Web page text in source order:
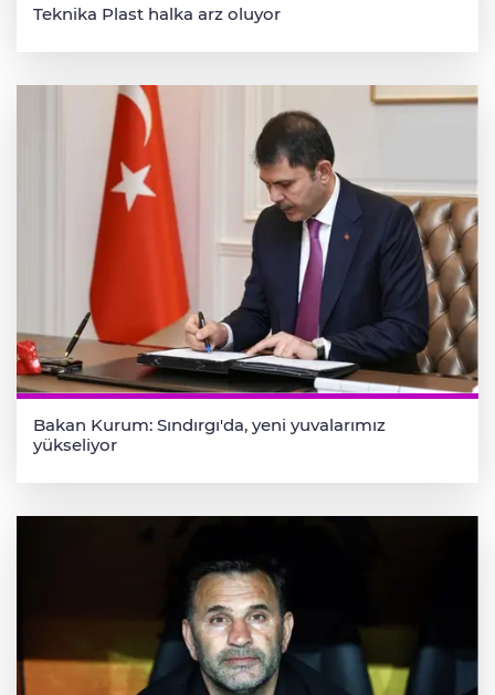
Teknika Plast halka arz oluyor
Bakan Kurum: Sındırgı'da, yeni yuvalarımız
yükseliyor